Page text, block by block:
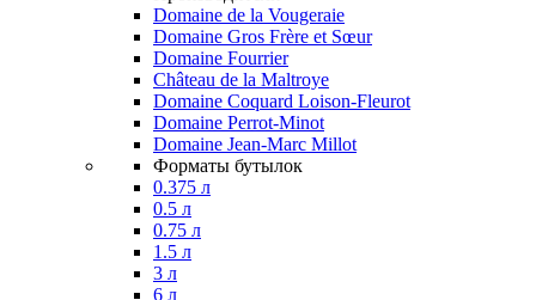
Domaine de la Vougeraie
Domaine Gros Frère et Sœur
Domaine Fourrier
Château de la Maltroye
Domaine Coquard Loison-Fleurot
Domaine Perrot-Minot
Domaine Jean-Marc Millot
Форматы бутылок
0.375 л
0.5 л
0.75 л
1.5 л
3 л
6 л